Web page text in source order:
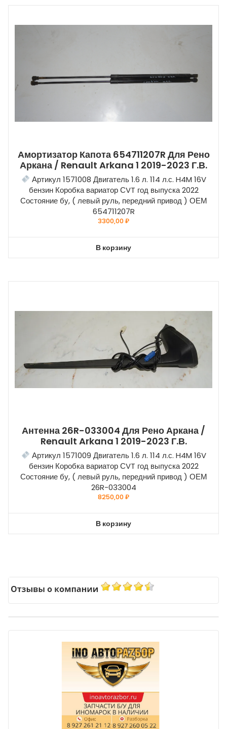
Амортизатор Капота 654711207R Для Рено
Аркана / Renault Arkana 1 2019-2023 Г.в.
Артикул 1571008 Двигатель 1.6 л. 114 л.с. H4M 16V
бензин Коробка вариатор СVT год выпуска 2022
Состояние бу, ( левый руль, передний привод ) ОЕМ
654711207R
3300,00₽
В корзину
Антенна 26R-033004 Для Рено Аркана /
Renault Arkana 1 2019-2023 Г.в.
Артикул 1571009 Двигатель 1.6 л. 114 л.с. H4M 16V
бензин Коробка вариатор СVT год выпуска 2022
Состояние бу, ( левый руль, передний привод ) ОЕМ
26R-033004
8250,00₽
В корзину